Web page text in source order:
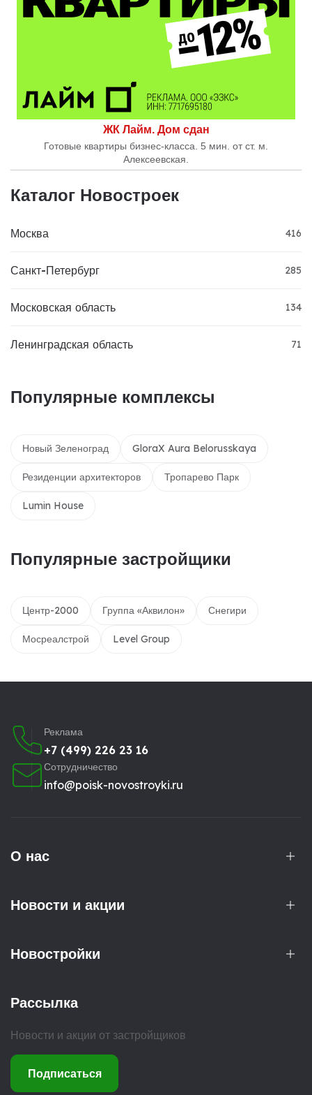
ЖК Лайм. Дом сдан
Готовые квартиры бизнес-класса. 5 мин. от ст. м.
Алексеевская.
Каталог Новостроек
Москва 416
Санкт-Петербург 285
Московская область 134
Ленинградская область 71
Популярные комплексы
Новый Зеленоград GloraX Aura Belorusskaya
Резиденции архитекторов Тропарево Парк
Lumin House
Популярные застройщики
Центр-2000 Группа «Аквилон» Снегири
Мосреалстрой Level Group
Реклама
+7 (499) 226 23 16
Сотрудничество
info@poisk-novostroyki.ru
О нас
Новости и акции
Новостройки
Рассылка
Новости и акции от застройщиков
Подписаться